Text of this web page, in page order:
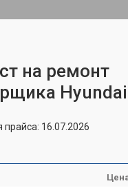
на ремонт
16.07.2026